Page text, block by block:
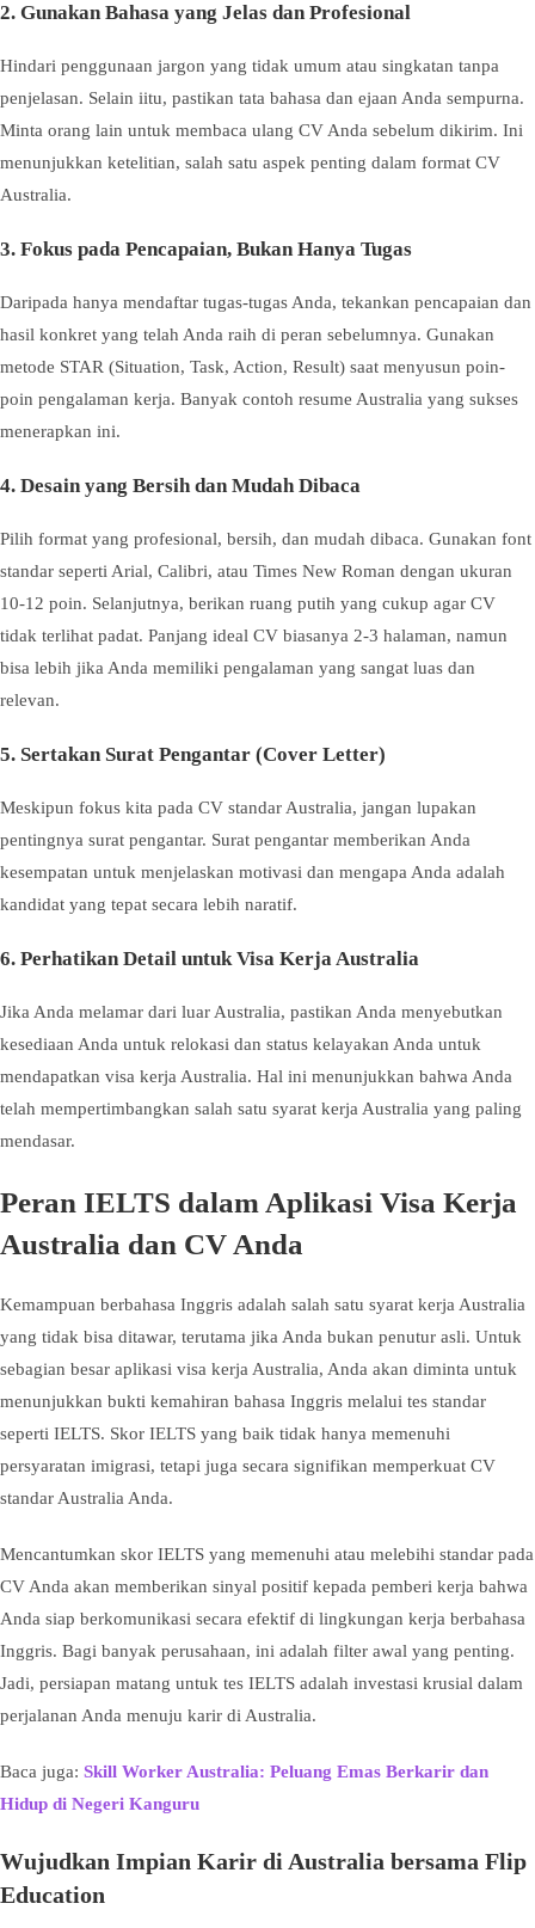
2. Gunakan Bahasa yang Jelas dan Profesional
Hindari penggunaan jargon yang tidak umum atau singkatan tanpa
penjelasan. Selain iitu, pastikan tata bahasa dan ejaan Anda sempurna.
Minta orang lain untuk membaca ulang CV Anda sebelum dikirim. Ini
menunjukkan ketelitian, salah satu aspek penting dalam format CV
Australia.
3. Fokus pada Pencapaian, Bukan Hanya Tugas
Daripada hanya mendaftar tugas-tugas Anda, tekankan pencapaian dan
hasil konkret yang telah Anda raih di peran sebelumnya. Gunakan
metode STAR (Situation, Task, Action, Result) saat menyusun poin-
poin pengalaman kerja. Banyak contoh resume Australia yang sukses
menerapkan ini.
4. Desain yang Bersih dan Mudah Dibaca
Pilih format yang profesional, bersih, dan mudah dibaca. Gunakan font
standar seperti Arial, Calibri, atau Times New Roman dengan ukuran
10-12 poin. Selanjutnya, berikan ruang putih yang cukup agar CV
tidak terlihat padat. Panjang ideal CV biasanya 2-3 halaman, namun
bisa lebih jika Anda memiliki pengalaman yang sangat luas dan
relevan.
5. Sertakan Surat Pengantar (Cover Letter)
Meskipun fokus kita pada CV standar Australia, jangan lupakan
pentingnya surat pengantar. Surat pengantar memberikan Anda
kesempatan untuk menjelaskan motivasi dan mengapa Anda adalah
kandidat yang tepat secara lebih naratif.
6. Perhatikan Detail untuk Visa Kerja Australia
Jika Anda melamar dari luar Australia, pastikan Anda menyebutkan
kesediaan Anda untuk relokasi dan status kelayakan Anda untuk
mendapatkan visa kerja Australia. Hal ini menunjukkan bahwa Anda
telah mempertimbangkan salah satu syarat kerja Australia yang paling
mendasar.
Peran IELTS dalam Aplikasi Visa Kerja
Australia dan CV Anda
Kemampuan berbahasa Inggris adalah salah satu syarat kerja Australia
yang tidak bisa ditawar, terutama jika Anda bukan penutur asli. Untuk
sebagian besar aplikasi visa kerja Australia, Anda akan diminta untuk
menunjukkan bukti kemahiran bahasa Inggris melalui tes standar
seperti IELTS. Skor IELTS yang baik tidak hanya memenuhi
persyaratan imigrasi, tetapi juga secara signifikan memperkuat CV
standar Australia Anda.
Mencantumkan skor IELTS yang memenuhi atau melebihi standar pada
CV Anda akan memberikan sinyal positif kepada pemberi kerja bahwa
Anda siap berkomunikasi secara efektif di lingkungan kerja berbahasa
Inggris. Bagi banyak perusahaan, ini adalah filter awal yang penting.
Jadi, persiapan matang untuk tes IELTS adalah investasi krusial dalam
perjalanan Anda menuju karir di Australia.
Baca juga: Skill Worker Australia: Peluang Emas Berkarir dan
Hidup di Negeri Kanguru
Wujudkan Impian Karir di Australia bersama Flip
Education